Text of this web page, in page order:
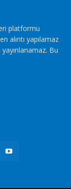
platformu
alıntı yapılamaz
Bu